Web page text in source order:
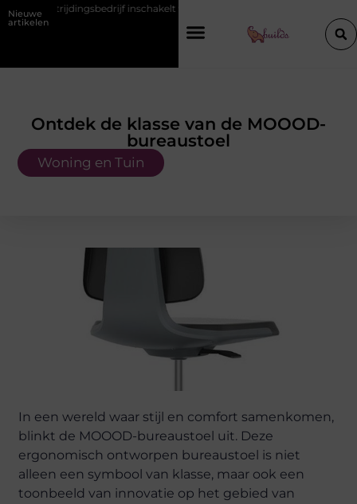
Nieuwe
artikelen
inschakelt vóór de winter
Ontdek de klasse van de MOOOD-
bureaustoel
Woning en Tuin
In een wereld waar stijl en comfort samenkomen,
blinkt de MOOOD-bureaustoel uit. Deze
ergonomisch ontworpen bureaustoel is niet
alleen een symbool van klasse, maar ook een
toonbeeld van innovatie op het gebied van